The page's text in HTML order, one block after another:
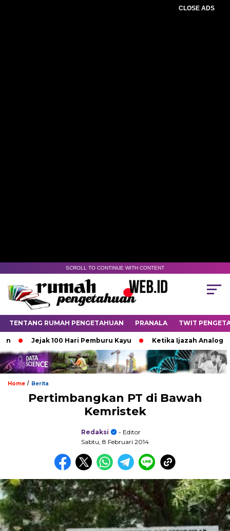
CLOSE ADS
SCROLL TO CONTINUE WITH CONTENT
TENTANG RUMAH PENGETAHUAN PRANALA TWIT
Jejak 100 Hari Pemburu Kayu Ketika Ijazah Analog
Home / Berita
Pertimbangkan PT di Bawah
Kemristek
Redaksi
- Editor
Sabtu, 8 Februari 2014